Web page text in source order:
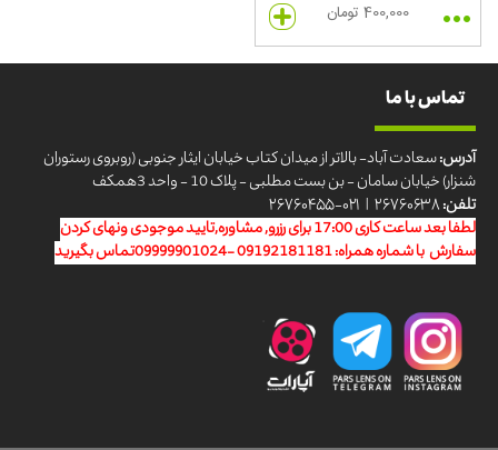
400,000 تومان
تماس با ما
آدرس:سعادت آباد- بالاتر از میدان کتاب خیابان ایثار جنوبی (روبروی رستوران
شنزار) خیابان سامان - بن بست مطلبی - پلاک 10 - واحد 3همکف
تلفن:۲۶۷۶۰۶۳۸ | ۰۲۱-۲۶۷۶۰۴۵۵
لطفا بعد ساعت کاری 17:00 برای رزرو, مشاوره,تایید موجودی ونهای کردن
سفارش با شماره همراه: 09192181181 -09999901024تماس بگیرید